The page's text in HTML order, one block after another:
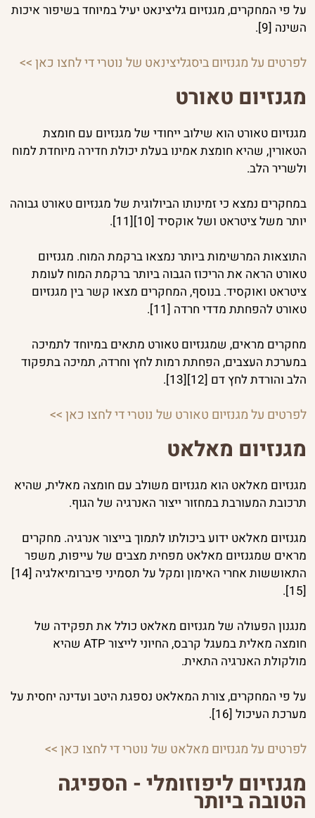
על פי המחקרים, מגנזיום גליצינאט יעיל במיוחד בשיפור איכות
השינה [9].
לפרטים על מגנזיום ביסגליצינאט של נוטרי די לחצו כאן >>
מגנזיום טאורט
מגנזיום טאורט הוא שילוב ייחודי של מגנזיום עם חומצת
הטאורין, שהיא חומצת אמינו בעלת יכולת חדירה מיוחדת למוח
ולשריר הלב.
במחקרים נמצא כי זמינותו הביולוגית של מגנזיום טאורט גבוהה
יותר משל ציטראט ושל אוקסיד [10][11].
התוצאות המרשימות ביותר נמצאו ברקמת המוח. מגנזיום
טאורט הראה את הריכוז הגבוה ביותר ברקמת המוח לעומת
ציטראט ואוקסיד. בנוסף, המחקרים מצאו קשר בין מגנזיום
טאורט להפחתת מדדי חרדה [11].
מחקרים מראים, שמגנזיום טאורט מתאים במיוחד לתמיכה
במערכת העצבים, הפחתת רמות לחץ וחרדה, תמיכה בתפקוד
הלב והורדת לחץ דם [12][13].
לפרטים על מגנזיום טאורט של נוטרי די לחצו כאן >>
מגנזיום מאלאט
מגנזיום מאלאט הוא מגנזיום משולב עם חומצה מאלית, שהיא
תרכובת המעורבת במחזור ייצור האנרגיה של הגוף.
מגנזיום מאלאט ידוע ביכולתו לתמוך בייצור אנרגיה. מחקרים
מראים שמגנזיום מאלאט מפחית מצבים של עייפות, משפר
התאוששות אחרי האימון ומקל על תסמיני פיברומיאלגיה [14]
[15].
מנגנון הפעולה של מגנזיום מאלאט כולל את תפקידה של
חומצה מאלית במעגל קרבס, החיוני לייצור ATP שהיא
מולקולת האנרגיה התאית.
על פי המחקרים, צורת המאלאט נספגת היטב ועדינה יחסית על
מערכת העיכול [16].
לפרטים על מגנזיום מאלאט של נוטרי די לחצו כאן >>
מגנזיום ליפוזומלי - הספיגה
הטובה ביותר